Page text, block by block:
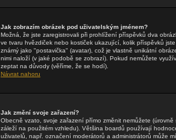
Jak zobrazím obrázek pod uživatelským jménem?
Možná, že jste zaregistrovali při prohlížení příspěvků dva
ve tvaru hvězdiček nebo kostiček ukazující, kolik příspěvků
známý jako "postavička" (avatar), což je vlastně unikátní
nimi naloží (v jaké podobě se zobrazí). Pokud nemůžete
zeptat na důvody (věříme, že se hodí).
Návrat nahoru
Jak změní svoje zařazení?
Obecně vzato, svoje zařazení přímo změnit nemůžete
záleží na použitém vzhledu). Většina boardů používají
uživatelů, např. označení moderátorů a administrátorů může